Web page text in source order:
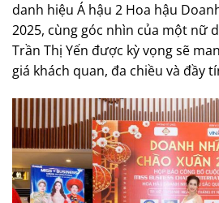
danh hiệu Á hậu 2 Hoa hậu
2025, cùng góc nhìn của một nữ
Trần Thị Yến được kỳ vọng sẽ
giá khách quan, đa chiều và đầy